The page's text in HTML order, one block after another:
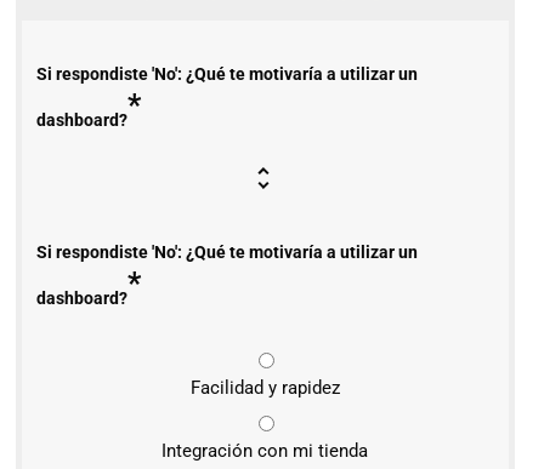
Si respondiste 'No': ¿Qué te motivaría a utilizar un
dashboard?*
Si respondiste 'No': ¿Qué te motivaría a utilizar un
dashboard?*
Facilidad y rapidez
Integración con mi tienda